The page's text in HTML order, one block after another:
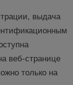
выдача
веб-странице
только на